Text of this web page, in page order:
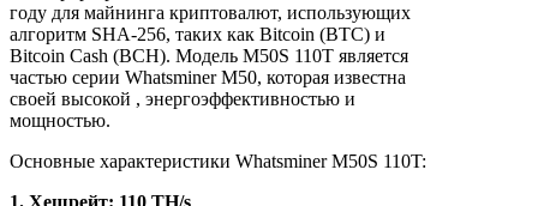
году для майнинга криптовалют, использующих
алгоритм SHA-256, таких как Bitcoin (BTC) и
Bitcoin Cash (BCH). Модель M50S 110T является
частью серии Whatsminer M50, которая известна
своей высокой , энергоэффективностью и
мощностью.
Основные характеристики Whatsminer M50S 110T: